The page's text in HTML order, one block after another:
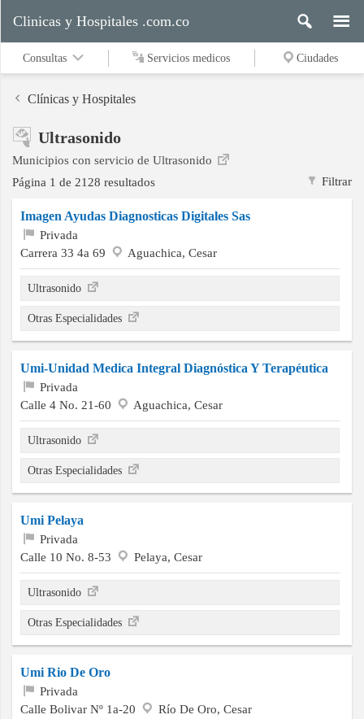
Servicios
medicos
Ciudades
Buscar
Clinicas y Hospitales .com.co
Consultas Servicios medicos Ciudades
Clínicas y Hospitales
Ultrasonido
Municipios con servicio de Ultrasonido
Filtrar
Página 1 de 2128 resultados
Imagen Ayudas Diagnosticas Digitales Sas
Privada
Carrera 33 4a 69
Aguachica, Cesar
Ultrasonido
Otras Especialidades
Umi-Unidad Medica Integral Diagnóstica Y Terapéutica
Privada
Calle 4 No. 21-60
Aguachica, Cesar
Ultrasonido
Otras Especialidades
Umi Pelaya
Privada
Calle 10 No. 8-53
Pelaya, Cesar
Ultrasonido
Otras Especialidades
Umi Rio De Oro
Privada
Calle Bolivar Nº 1a-20
Río De Oro, Cesar